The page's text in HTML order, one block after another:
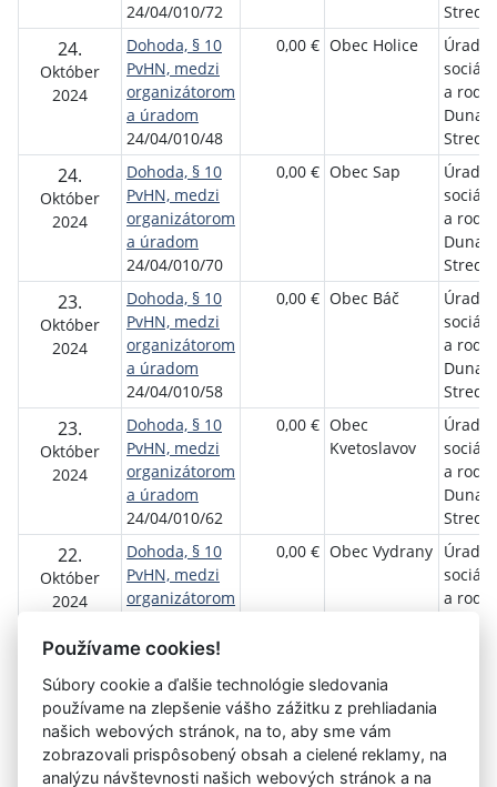
24/04/010/72
Streda
24.
Október
2024
Dohoda, § 10
PvHN, medzi
organizátorom
a úradom
24/04/010/48
0,00 € Obec Holice
Úrad
a
Streda
24.
Október
2024
Dohoda, § 10
PvHN, medzi
organizátorom
a úradom
24/04/010/70
0,00 € Obec Sap
Úrad
a
Streda
23.
Október
2024
Dohoda, § 10
PvHN, medzi
organizátorom
a úradom
24/04/010/58
0,00 € Obec Báč
Úrad
a
Streda
23.
Október
2024
Dohoda, § 10
PvHN, medzi
organizátorom
a úradom
24/04/010/62
0,00 € Obec
Kvetoslavov
Úrad
a
Streda
22.
Október
2024
Dohoda, § 10
PvHN, medzi
organizátorom
24/04/010/45
0,00 € Obec Vydrany Úrad
a
« 30 31 32 33 34 35Aktuálna
stránka
35
36
38
39 40 »
Používame cookies!
Súbory cookie a ďalšie technológie sledovania
používame na zlepšenie vášho zážitku z prehliadania
našich webových stránok, na to, aby sme vám
zobrazovali prispôsobený obsah a cielené reklamy, na
analýzu návštevnosti našich webových stránok a na